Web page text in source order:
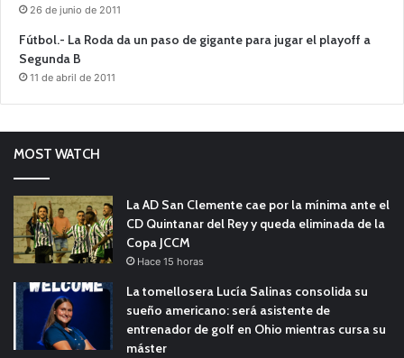
26 de junio de 2011
Fútbol.- La Roda da un paso de gigante para jugar el playoff a
Segunda B
11 de abril de 2011
MOST WATCH
La AD San Clemente cae por la mínima ante el
CD Quintanar del Rey y queda eliminada de la
Copa JCCM
Hace 15 horas
La tomellosera Lucía Salinas consolida su
sueño americano: será asistente de
entrenador de golf en Ohio mientras cursa su
máster